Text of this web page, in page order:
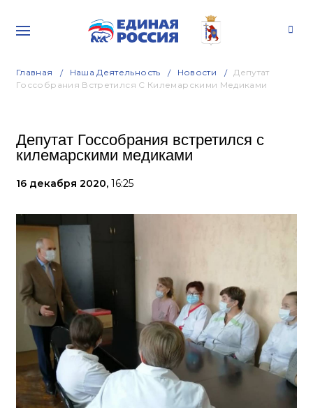
Главная Наша Деятельность Новости
Депутат
Госсобрания Встретился С Килемарскими Медиками
Депутат Госсобрания встретился с
килемарскими медиками
16 декабря 2020, 16:25